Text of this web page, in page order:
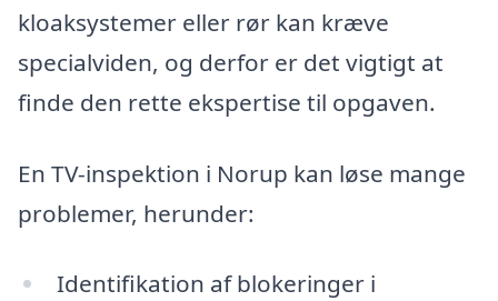
kloaksystemer eller rør kan kræve
specialviden, og derfor er det vigtigt at
finde den rette ekspertise til opgaven.
En TV-inspektion i Norup kan løse mange
problemer, herunder:
Identifikation af blokeringer i